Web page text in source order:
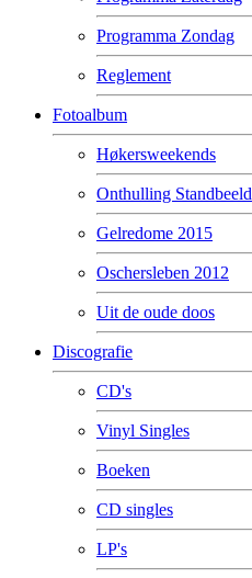
Programma Zondag
Reglement
Fotoalbum
Høkersweekends
Onthulling Standbeeld
Gelredome 2015
Oschersleben 2012
Uit de oude doos
Discografie
CD's
Vinyl Singles
Boeken
CD singles
LP's